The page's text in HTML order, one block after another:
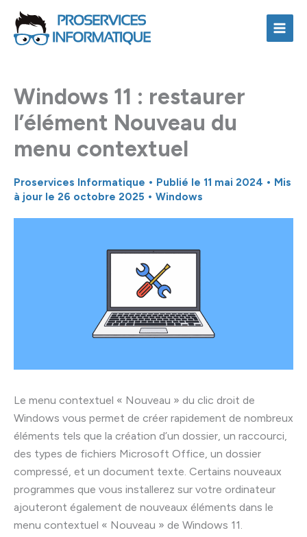
Aller
contenu
Windows 11 : restaurer
l’élément Nouveau du
menu contextuel
Proservices Informatique • Publié le 11 mai 2024 • Mis
à jour le 26 octobre 2025 • Windows
Le menu contextuel « Nouveau » du clic droit de
Windows vous permet de créer rapidement de nombreux
éléments tels que la création d’un dossier, un raccourci,
des types de fichiers Microsoft Office, un dossier
compressé, et un document texte. Certains nouveaux
programmes que vous installerez sur votre ordinateur
ajouteront également de nouveaux éléments dans le
menu contextuel « Nouveau » de Windows 11.